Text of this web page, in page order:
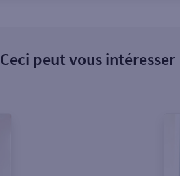
Ceci peut vous intéresser